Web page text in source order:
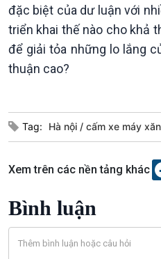
Tin Đời sống & Xã hội
360 độ Sức khỏe
Chuyển đổi Xanh
Tài nguyên và Môi trường
Chuyên gia của bạn
Văn hoá & Du lịch
Tin Văn hoá & Du lịch
đặc biệt của dư luận với
triển khai thế nào cho khả
để giải tỏa những lo lắng
thuận cao?
Tag: Hà nội cấm xe máy
Xem trên các nền tảng khác
Bình luận